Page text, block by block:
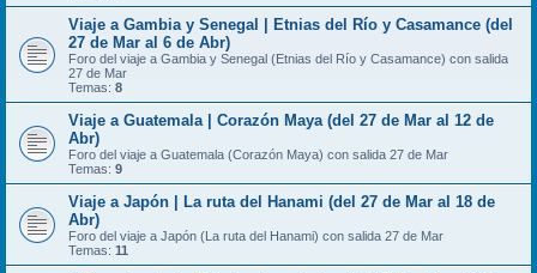
Viaje a Gambia y Senegal | Etnias del Río y Casamance (del
27 de Mar al 6 de Abr)
Foro del viaje a Gambia y Senegal (Etnias del Río y Casamance) con salida
27 de Mar
Temas: 8
Viaje a Guatemala | Corazón Maya (del 27 de Mar al 12 de
Abr)
Foro del viaje a Guatemala (Corazón Maya) con salida 27 de Mar
Temas: 9
Viaje a Japón | La ruta del Hanami (del 27 de Mar al 18 de
Abr)
Foro del viaje a Japón (La ruta del Hanami) con salida 27 de Mar
Temas: 11